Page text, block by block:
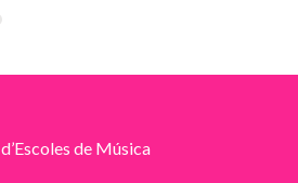
de Música